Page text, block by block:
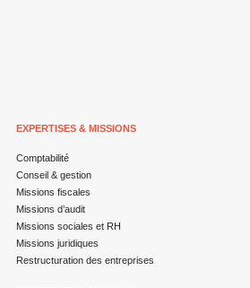
EXPERTISES & MISSIONS
Comptabilité
Conseil & gestion
Missions fiscales
Missions d’audit
Missions sociales et RH
Missions juridiques
Restructuration des entreprises